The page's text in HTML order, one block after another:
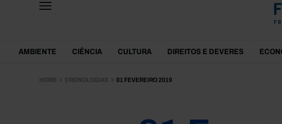
Themes Menu
AMBIENTE CIÊNCIA CULTURA DIREITOS E DEVERES
HOME CRONOLOGIAS 01 FEVEREIRO 2019